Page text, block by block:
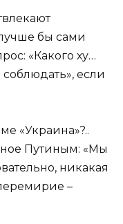
бы сами
«Какого ху…
если
«Украина»?..
Путиным: «Мы
никакая
–